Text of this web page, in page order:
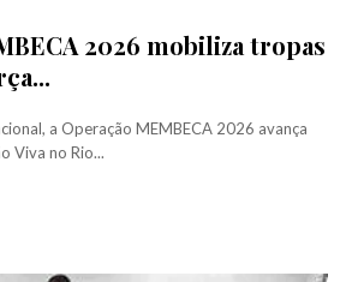
2026 mobiliza tropas
a Operação MEMBECA 2026 avança
Viva no Rio...